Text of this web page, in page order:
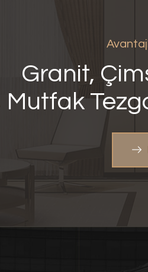
Granit,
Mutfak